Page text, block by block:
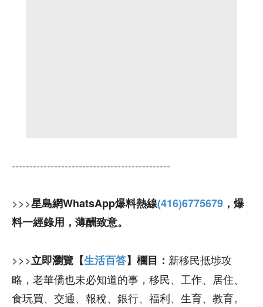
---------------------------------------------
>>>星島網WhatsApp爆料熱線(416)6775679 ，爆
料一經錄用，薄酬致意。
>>>立即瀏覽【生活百答】欄目： 新移民抵埗攻
略，老華僑也未必知道的事，移民、工作、居住、
食玩買、交通、報稅、銀行、福利、生育、教育。